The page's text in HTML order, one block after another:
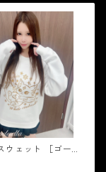
ウェット ［ゴール